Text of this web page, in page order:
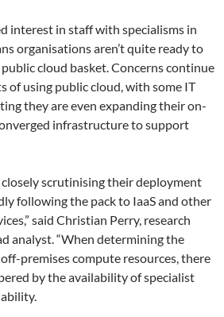
interest in staff with specialisms in
organisations aren’t quite ready to
cloud basket. Concerns continue
of using public cloud, with some IT
they are even expanding their on-
infrastructure to support
closely scrutinising their deployment
following the pack to IaaS and other
said Christian Perry, research
analyst. “When determining the
premises compute resources, there
by the availability of specialist